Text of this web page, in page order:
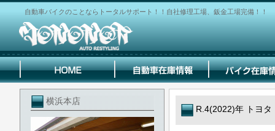
自動車バイクのことならトータルサポート！！自社修理工場、鈑金工場完備！！
横浜本店
R.4(2022)年 トヨタ